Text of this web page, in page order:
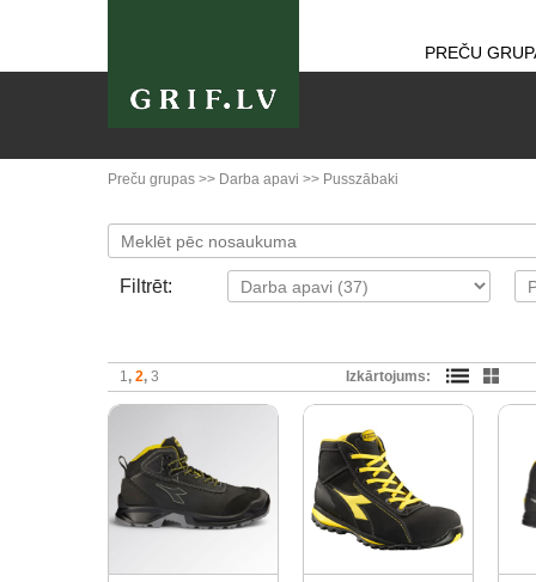
PREČU
Preču grupas >> Darba apavi >> Pusszābaki
Filtrēt:
1 2 3 Izkārtojums: